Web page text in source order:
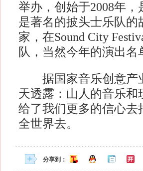
举办，创始于2008年
是著名的披头士乐队
家，在Sound City
队，当然今年的演出
据国家音乐创意产
天透露：山人的音乐
给了我们更多的信心去
全世界去。
分享到：